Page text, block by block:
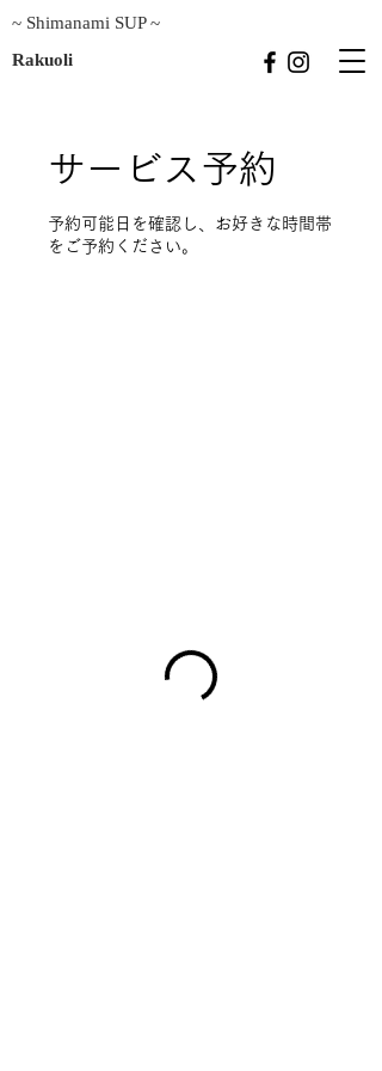
Rakuoli
~ Shimanami SUP ~
サービス予約
予約可能日を確認し、お好きな時間帯
をご予約ください。